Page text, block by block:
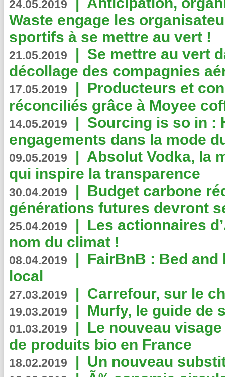
24.05.2019
Waste engage les
sportifs à se mettre au vert !
21.05.2019 | Se mettre au vert
décollage des compagnies
17.05.2019 | Producteurs et
réconciliés grâce à Moyee
14.05.2019 | Sourcing is so in :
engagements dans la mode
09.05.2019 | Absolut Vodka, la
qui inspire la transparence
30.04.2019 | Budget carbone
générations futures devront
25.04.2019 | Les actionnaires
nom du climat !
08.04.2019 | FairBnB : Bed
local
27.03.2019 | Carrefour, sur le
19.03.2019 | Murfy, le guide de
01.03.2019 | Le nouveau
de produits bio en France
18.02.2019 | Un nouveau